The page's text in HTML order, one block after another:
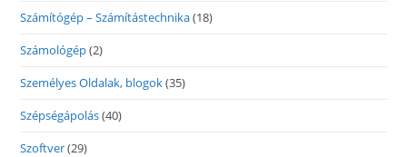
Számítógép – Számítástechnika(18)
Számológép(2)
Személyes Oldalak, blogok(35)
Szépségápolás(40)
Szoftver(29)